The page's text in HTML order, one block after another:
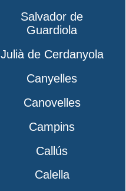
Salvador de
Guardiola
Julià de Cerdanyola
Canyelles
Canovelles
Campins
Callús
Calella